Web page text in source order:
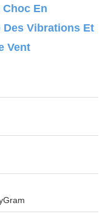
Choc En
Vibrations Et
Vent